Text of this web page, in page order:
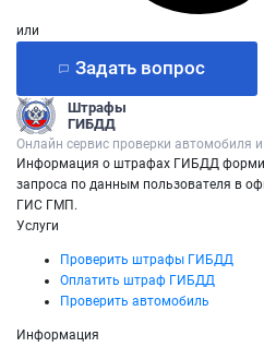
или
Задать вопрос
Штрафы
ГИБДД
Онлайн сервис проверки автомобиля
Информация о штрафах ГИБДД
запроса по данным пользователя в
ГИС ГМП.
Услуги
Проверить штрафы ГИБДД
Оплатить штраф ГИБДД
Проверить автомобиль
Информация